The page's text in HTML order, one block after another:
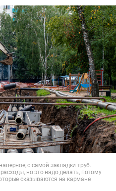
с самой закладки труб.
но это надо делать, потому
сказываются на кармане